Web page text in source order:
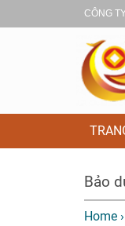
CÔNG
Bảo
Home ›